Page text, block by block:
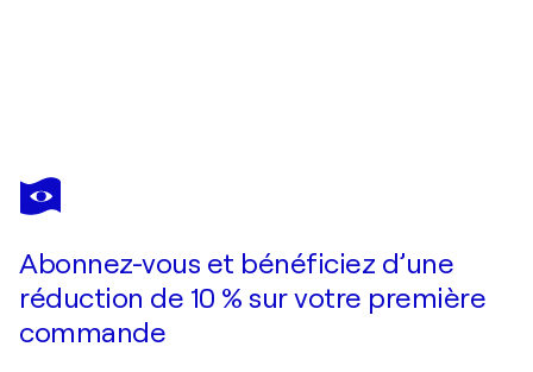
IRYNA KASTSOVA
Katy Perry
Abonnez-vous et bénéficiez d’une
réduction de 10 % sur votre première
commande